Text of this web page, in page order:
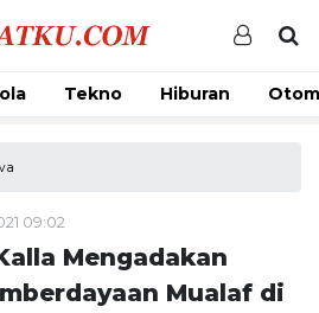
Tekno Hiburan
09:02
Mengadakan
Mualaf di